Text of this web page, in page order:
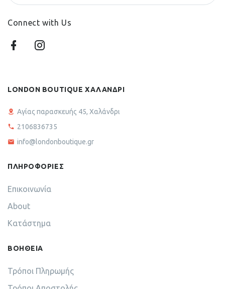
Connect with Us
LONDON BOUTIQUE ΧΑΛΑΝΔΡΙ
Αγίας παρασκευής 45, Χαλάνδρι
2106836735
info@londonboutique.gr
ΠΛΗΡΟΦΟΡΙΕΣ
Επικοινωνία
About
Κατάστημα
ΒΟΗΘΕΙΑ
Τρόποι Πληρωμής